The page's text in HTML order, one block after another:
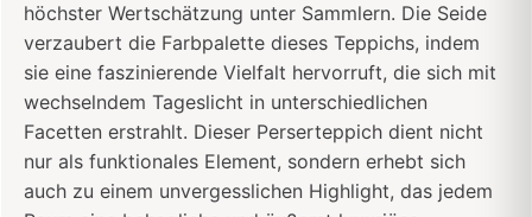
höchster Wertschätzung unter Sammlern. Die Seide
verzaubert die Farbpalette dieses Teppichs, indem
sie eine faszinierende Vielfalt hervorruft, die sich mit
wechselndem Tageslicht in unterschiedlichen
Facetten erstrahlt. Dieser Perserteppich dient nicht
nur als funktionales Element, sondern erhebt sich
auch zu einem unvergesslichen Highlight, das jedem